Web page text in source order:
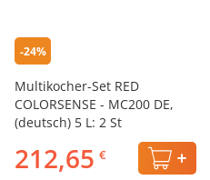
-24%
Multikocher-Set RED
COLORSENSE - MC200 DE,
(deutsch) 5 L: 2 St
212,65 €